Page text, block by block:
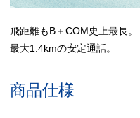
飛距離もB＋COM史上最長。
最大1.4kmの安定通話。
商品仕様